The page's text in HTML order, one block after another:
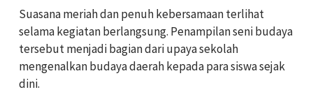
Suasana meriah dan penuh kebersamaan terlihat
selama kegiatan berlangsung. Penampilan seni budaya
tersebut menjadi bagian dari upaya sekolah
mengenalkan budaya daerah kepada para siswa sejak
dini.